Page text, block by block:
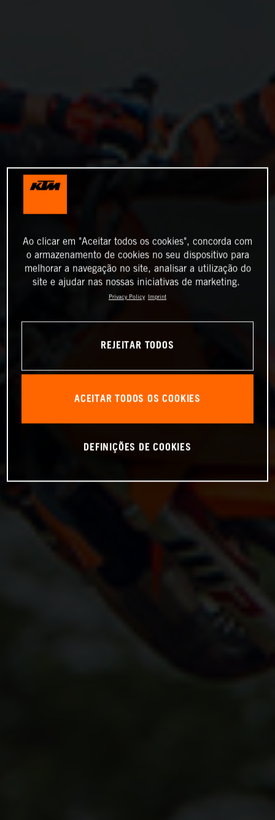
Ao clicar em "Aceitar todos os cookies", concorda com
o armazenamento de cookies no seu dispositivo para
melhorar a navegação no site, analisar a utilização do
site e ajudar nas nossas iniciativas de marketing.
Privacy Policy Imprint
REJEITAR TODOS
ACEITAR TODOS OS COOKIES
DEFINIÇÕES DE COOKIES